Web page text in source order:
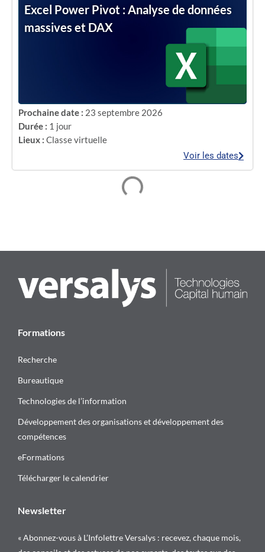
Excel Power Pivot : Analyse de données
massives et DAX
Prochaine date : 23 septembre 2026
Durée : 1 jour
Lieux : Classe virtuelle
Voir les dates
30 septembre 2026
Lieux :Classe virtuelle
Durée : 2 jours
Voir les dates